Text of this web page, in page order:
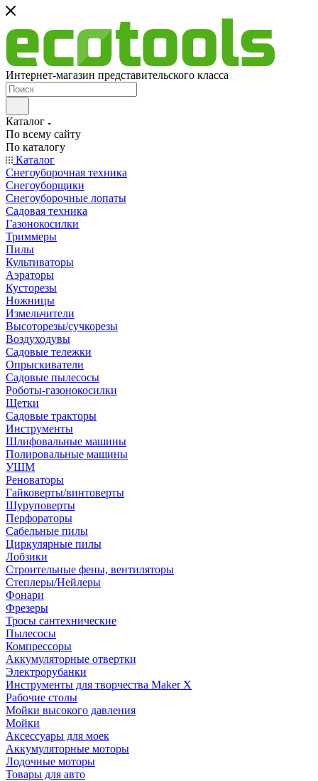
Интернет-магазин представительского класса
Каталог
По всему сайту
По каталогу
Каталог
Снегоуборочная техника
Снегоуборщики
Снегоуборочные лопаты
Садовая техника
Газонокосилки
Триммеры
Пилы
Культиваторы
Аэраторы
Кусторезы
Ножницы
Измельчители
Высоторезы/сучкорезы
Воздуходувы
Садовые тележки
Опрыскиватели
Садовые пылесосы
Роботы-газонокосилки
Щетки
Садовые тракторы
Инструменты
Шлифовальные машины
Полировальные машины
УШМ
Реноваторы
Гайковерты/винтоверты
Шуруповерты
Перфораторы
Сабельные пилы
Циркулярные пилы
Лобзики
Строительные фены, вентиляторы
Степлеры/Нейлеры
Фонари
Фрезеры
Тросы сантехнические
Пылесосы
Компрессоры
Аккумуляторные отвертки
Электрорубанки
Инструменты для творчества Maker X
Рабочие столы
Мойки высокого давления
Мойки
Аксессуары для моек
Аккумуляторные моторы
Лодочные моторы
Товары для авто